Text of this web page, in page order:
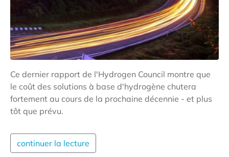
Ce dernier rapport de l'Hydrogen Council montre que
le coût des solutions à base d'hydrogène chutera
fortement au cours de la prochaine décennie - et plus
tôt que prévu.
continuer la lecture